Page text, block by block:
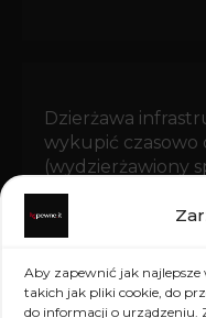
Aby zapewnić jak
takich jak pliki cookie, do
do informacji o urządzeniu.
Dzierżawa
wykupić czasowo
(wydzierżawiony
zarówno w naszej
biurze), dzięki
kontynuować
się o wydatki
odpowiednich